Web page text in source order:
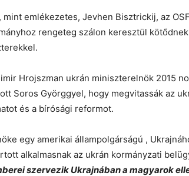
emlékezetes, Jevhen Bisztrickij, az
rengeteg szálon keresztül
Hrojszman ukrán miniszterelnök 2015
Soros Györggyel, hogy megvitassák az
és a bírósági reformot.
egy amerikai állampolgárságú ,
alkalmasnak az ukrán kormányzati
szervezik Ukrajnában a magyarok